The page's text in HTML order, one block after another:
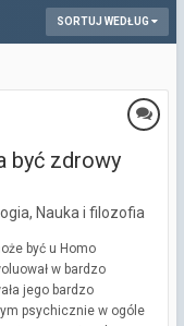
SORTUJ WEDŁUG
być zdrowy
Nauka i filozofia
być u Homo
w bardzo
jego bardzo
psychicznie w ogóle